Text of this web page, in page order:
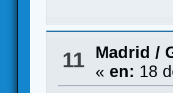
11 Madrid /
« en: 18